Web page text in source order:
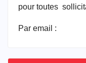
pour toutes
Par email :